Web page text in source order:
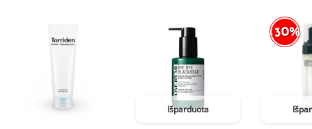
Išparduota
-30%